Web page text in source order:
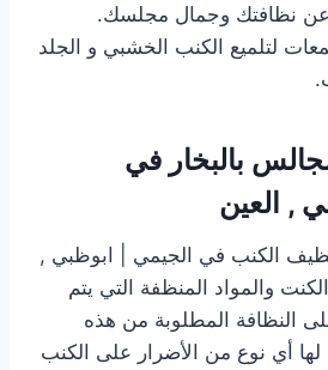
عن نظافتك وجمال مجلسك.
لتلميع الكنب الخشبي و الجلد
بالبخار في
, العين
الكنب في الجيمي | ابوظبي ,
والمواد المنظفة التي يتم
النظافة المطلوبة من هذه
لها أي نوع من الأضرار على الكنب